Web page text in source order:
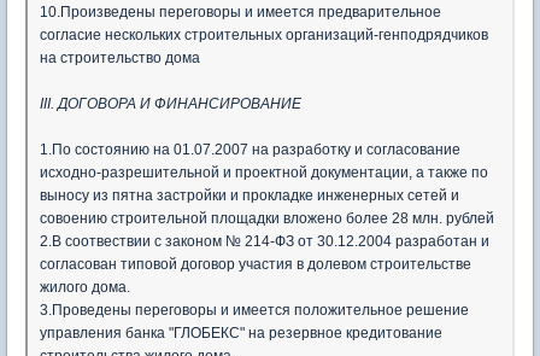
10.Произведены переговоры и имеется предварительное
согласие нескольких строительных организаций-генподрядчиков
на строительство дома
III. ДОГОВОРА И ФИНАНСИРОВАНИЕ
1.По состоянию на 01.07.2007 на разработку и согласование
исходно-разрешительной и проектной документации, а также по
выносу из пятна застройки и прокладке инженерных сетей и
совоению строительной площадки вложено более 28 млн. рублей
2.В соотвествии с законом № 214-ФЗ от 30.12.2004 разработан и
согласован типовой договор участия в долевом строительстве
жилого дома.
3.Проведены переговоры и имеется положительное решение
управления банка "ГЛОБЕКС" на резервное кредитование